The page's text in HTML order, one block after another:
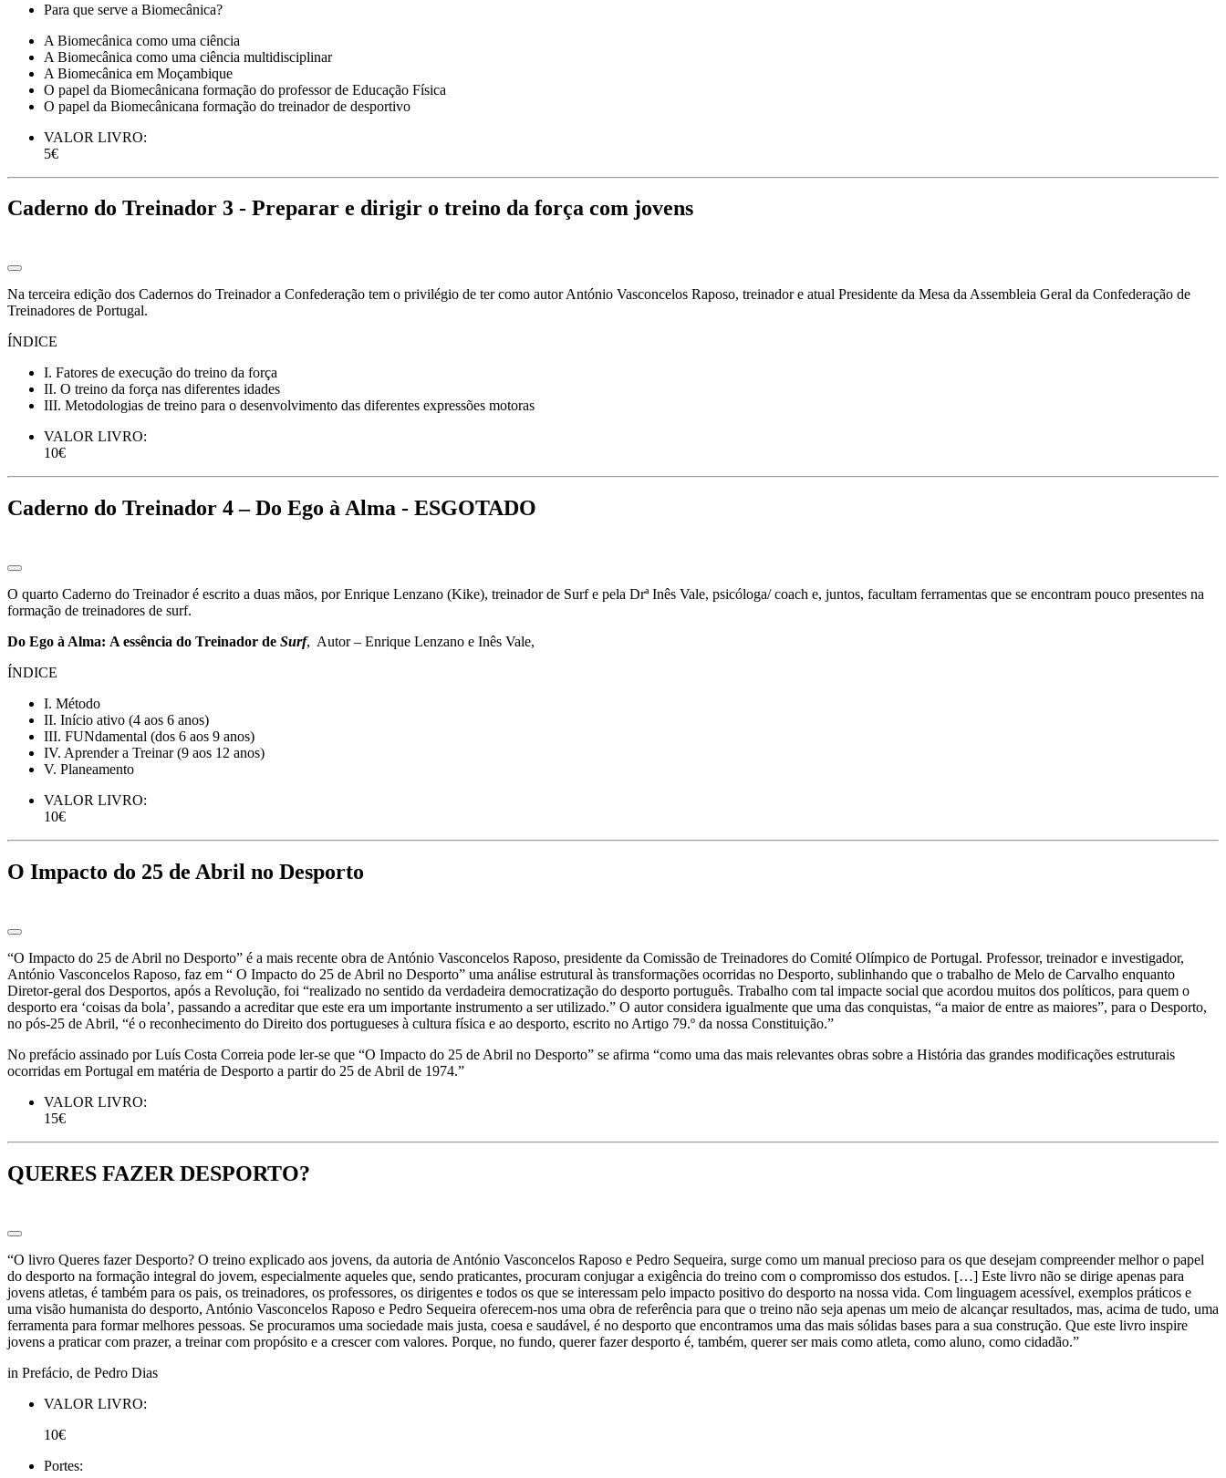
Para que serve a Biomecânica?
A Biomecânica como uma ciência
A Biomecânica como uma ciência multidisciplinar
A Biomecânica em Moçambique
O papel da Biomecânicana formação do professor de Educação Física
O papel da Biomecânicana formação do treinador de desportivo
VALOR LIVRO:
5€
Caderno do Treinador 3 - Preparar e dirigir o treino da força com jovens
Na terceira edição dos Cadernos do Treinador a Confederação tem o privilégio de ter como autor António Vasconcelos Raposo, treinador e atual Presidente da Mesa da Assembleia Geral da Confederação de
Treinadores de Portugal.
ÍNDICE
I. Fatores de execução do treino da força
II. O treino da força nas diferentes idades
III. Metodologias de treino para o desenvolvimento das diferentes expressões motoras
VALOR LIVRO:
10€
Caderno do Treinador 4 – Do Ego à Alma - ESGOTADO
O quarto Caderno do Treinador é escrito a duas mãos, por Enrique Lenzano (Kike), treinador de Surf e pela Drª Inês Vale, psicóloga/ coach e, juntos, facultam ferramentas que se encontram pouco presentes na
formação de treinadores de surf.
Do Ego à Alma: A essência do Treinador de Surf, Autor – Enrique Lenzano e Inês Vale,
ÍNDICE
I. Método
II. Início ativo (4 aos 6 anos)
III. FUNdamental (dos 6 aos 9 anos)
IV. Aprender a Treinar (9 aos 12 anos)
V. Planeamento
VALOR LIVRO:
10€
O Impacto do 25 de Abril no Desporto
“O Impacto do 25 de Abril no Desporto” é a mais recente obra de António Vasconcelos Raposo, presidente da Comissão de Treinadores do Comité Olímpico de Portugal. Professor, treinador e investigador,
António Vasconcelos Raposo, faz em “ O Impacto do 25 de Abril no Desporto” uma análise estrutural às transformações ocorridas no Desporto, sublinhando que o trabalho de Melo de Carvalho enquanto
Diretor-geral dos Desportos, após a Revolução, foi “realizado no sentido da verdadeira democratização do desporto português. Trabalho com tal impacte social que acordou muitos dos políticos, para quem o
desporto era ‘coisas da bola’, passando a acreditar que este era um importante instrumento a ser utilizado.” O autor considera igualmente que uma das conquistas, “a maior de entre as maiores”, para o Desporto,
no pós-25 de Abril, “é o reconhecimento do Direito dos portugueses à cultura física e ao desporto, escrito no Artigo 79.º da nossa Constituição.”
No prefácio assinado por Luís Costa Correia pode ler-se que “O Impacto do 25 de Abril no Desporto” se afirma “como uma das mais relevantes obras sobre a História das grandes modificações estruturais
ocorridas em Portugal em matéria de Desporto a partir do 25 de Abril de 1974.”
VALOR LIVRO:
15€
QUERES FAZER DESPORTO?
“O livro Queres fazer Desporto? O treino explicado aos jovens, da autoria de António Vasconcelos Raposo e Pedro Sequeira, surge como um manual precioso para os que desejam compreender melhor o papel
do desporto na formação integral do jovem, especialmente aqueles que, sendo praticantes, procuram conjugar a exigência do treino com o compromisso dos estudos. […] Este livro não se dirige apenas para
jovens atletas, é também para os pais, os treinadores, os professores, os dirigentes e todos os que se interessam pelo impacto positivo do desporto na nossa vida. Com linguagem acessível, exemplos práticos e
uma visão humanista do desporto, António Vasconcelos Raposo e Pedro Sequeira oferecem-nos uma obra de referência para que o treino não seja apenas um meio de alcançar resultados, mas, acima de tudo, uma
ferramenta para formar melhores pessoas. Se procuramos uma sociedade mais justa, coesa e saudável, é no desporto que encontramos uma das mais sólidas bases para a sua construção. Que este livro inspire
jovens a praticar com prazer, a treinar com propósito e a crescer com valores. Porque, no fundo, querer fazer desporto é, também, querer ser mais como atleta, como aluno, como cidadão.”
in Prefácio, de Pedro Dias
VALOR LIVRO:
10€
Portes: